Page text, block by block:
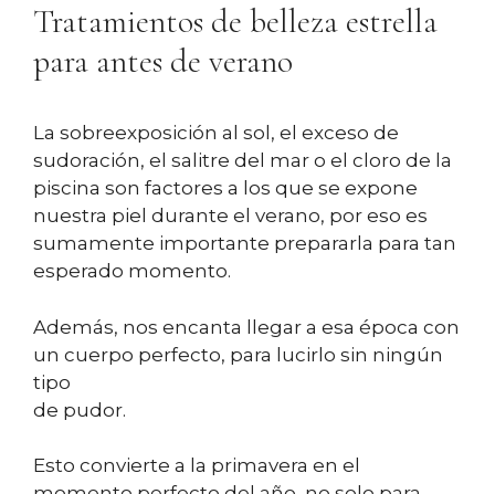
Tratamientos de belleza estrella
para antes de verano
La sobreexposición al sol, el exceso de
sudoración, el salitre del mar o el cloro de la
piscina son factores a los que se expone
nuestra piel durante el verano, por eso es
sumamente importante prepararla para tan
esperado momento.
Además, nos encanta llegar a esa época con
un cuerpo perfecto, para lucirlo sin ningún
tipo
de pudor.
Esto convierte a la primavera en el